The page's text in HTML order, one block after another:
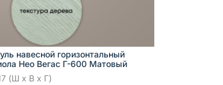
навесной горизонтальный
Нео Вегас Г-600 Матовый
(Ш x В x Г)